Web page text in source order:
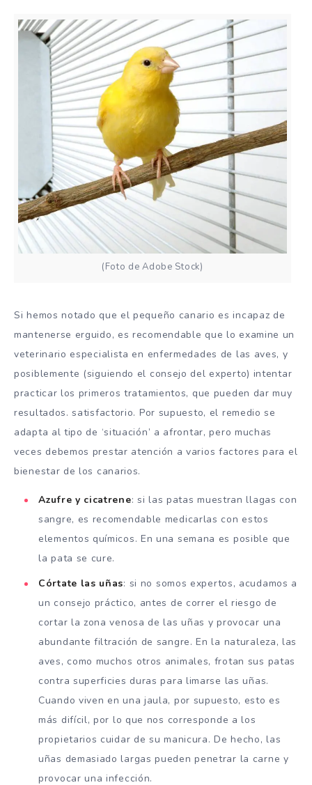
(Foto de Adobe Stock)
Si hemos notado que el pequeño canario es incapaz de
mantenerse erguido, es recomendable que lo examine un
veterinario especialista en enfermedades de las aves, y
posiblemente (siguiendo el consejo del experto) intentar
practicar los primeros tratamientos, que pueden dar muy
resultados. satisfactorio. Por supuesto, el remedio se
adapta al tipo de ‘situación’ a afrontar, pero muchas
veces debemos prestar atención a varios factores para el
bienestar de los canarios.
Azufre y cicatrene: si las patas muestran llagas con
sangre, es recomendable medicarlas con estos
elementos químicos. En una semana es posible que
la pata se cure.
Córtate las uñas: si no somos expertos, acudamos a
un consejo práctico, antes de correr el riesgo de
cortar la zona venosa de las uñas y provocar una
abundante filtración de sangre. En la naturaleza, las
aves, como muchos otros animales, frotan sus patas
contra superficies duras para limarse las uñas.
Cuando viven en una jaula, por supuesto, esto es
más difícil, por lo que nos corresponde a los
propietarios cuidar de su manicura. De hecho, las
uñas demasiado largas pueden penetrar la carne y
provocar una infección.